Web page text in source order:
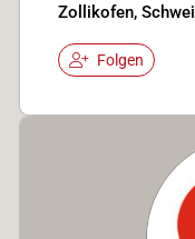
Zollikofen,
Folgen